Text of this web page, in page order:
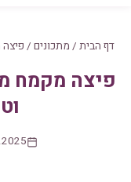
דף הבית / מתכונים / פיצה מקמח